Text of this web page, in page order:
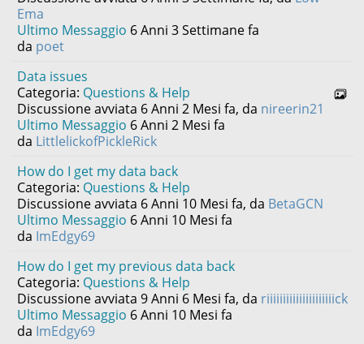
Ema
Ultimo Messaggio 6 Anni 3 Settimane fa
da poet
Data issues
Categoria: Questions & Help
Discussione avviata 6 Anni 2 Mesi fa, da nireerin21
Ultimo Messaggio 6 Anni 2 Mesi fa
da LittlelickofPickleRick
How do I get my data back
Categoria: Questions & Help
Discussione avviata 6 Anni 10 Mesi fa, da BetaGCN
Ultimo Messaggio 6 Anni 10 Mesi fa
da ImEdgy69
How do I get my previous data back
Categoria: Questions & Help
Discussione avviata 9 Anni 6 Mesi fa, da riiiiiiiiiiiiiiiiiiiiick
Ultimo Messaggio 6 Anni 10 Mesi fa
da ImEdgy69